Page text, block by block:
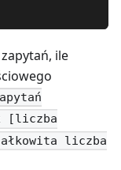
ile
[liczba
liczba